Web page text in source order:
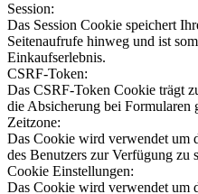
Session:
Das Session Cookie speichert
Seitenaufrufe hinweg und ist
Einkaufserlebnis.
CSRF-Token:
Das CSRF-Token Cookie trägt
die Absicherung bei Formularen
Zeitzone:
Das Cookie wird verwendet um
des Benutzers zur Verfügung zu
Cookie Einstellungen:
Das Cookie wird verwendet um